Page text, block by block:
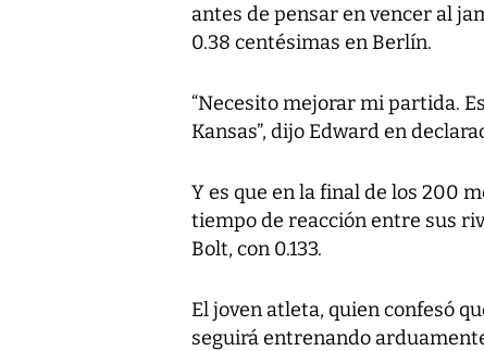
antes de pensar en vencer al
0.38 centésimas en Berlín.
“Necesito mejorar mi partida.
Kansas”, dijo Edward en
Y es que en la final de los 200
tiempo de reacción entre sus
Bolt, con 0.133.
El joven atleta, quien confesó
seguirá entrenando